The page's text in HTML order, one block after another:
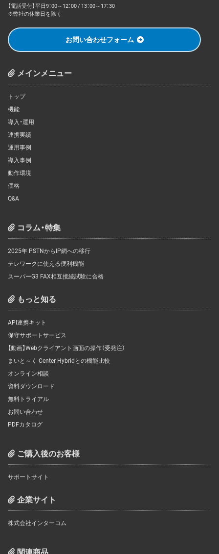
【電話受付】平日9：00～12：00 / 13：00～17：30
※弊社の休業日を除く
お問い合わせフォーム
メインメニュー
トップ
機能
導入・運用
連携実績
運用事例
導入事例
動作環境
価格
Q&A
コラム・特集
2025年 PSTNからIP網への移行
テレワークに使える便利機能
スーパーG3 FAX相互接続試験に合格
もっと知る
API連携キット
保守サポートサービス
【動画】Webクライアント画面の操作（受発注）
まいと～く Center Hybridとの機能比較
オンライン相談
資料ダウンロード
無料トライアル
お問い合わせ
PDFカタログ
ご購入後のお客様
サポートサイト
企業サイト
株式会社インターコム